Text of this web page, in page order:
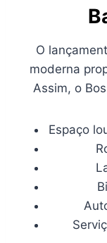
O
moderna
Assim, o
Espaço